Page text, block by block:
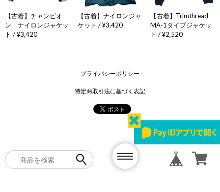
【古着】チャンピオ
ン ナイロンジャケッ
ト / ¥3,420
【古着】ナイロンジャ
ケット / ¥3,420
【古着】Trimthread
MA-1タイプジャケッ
ト / ¥2,520
プライバシーポリシー
特定商取引法に基づく表記